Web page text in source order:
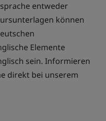
entweder
können
Elemente
sein. Informieren
direkt bei unserem